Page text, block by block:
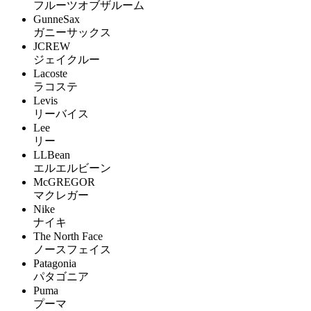
フルーツオブザルーム
GunneSax
ガニーサックス
JCREW
ジェイクルー
Lacoste
ラコステ
Levis
リーバイス
Lee
リー
LLBean
エルエルビーン
McGREGOR
マクレガー
Nike
ナイキ
The North Face
ノースフェイス
Patagonia
パタゴニア
Puma
プーマ